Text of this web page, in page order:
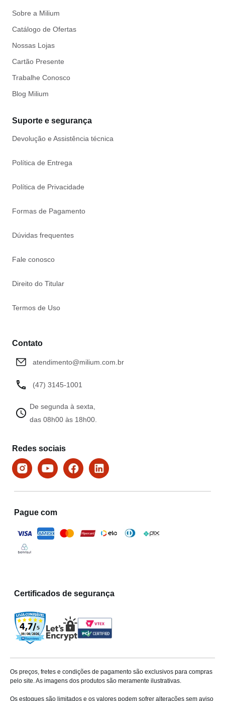
Sobre a Milium
Catálogo de Ofertas
Nossas Lojas
Cartão Presente
Trabalhe Conosco
Blog Milium
Suporte e segurança
Devolução e Assistência técnica
Política de Entrega
Política de Privacidade
Formas de Pagamento
Dúvidas frequentes
Fale conosco
Direito do Titular
Termos de Uso
Contato
atendimento@milium.com.br
(47) 3145-1001
De segunda à sexta,
das 08h00 às 18h00.
Redes sociais
Pague com
Certificados de segurança
Os preços, fretes e condições de pagamento são exclusivos para compras
pelo site. As imagens dos produtos são meramente ilustrativas.
Os estoques são limitados e os valores podem sofrer alterações sem aviso